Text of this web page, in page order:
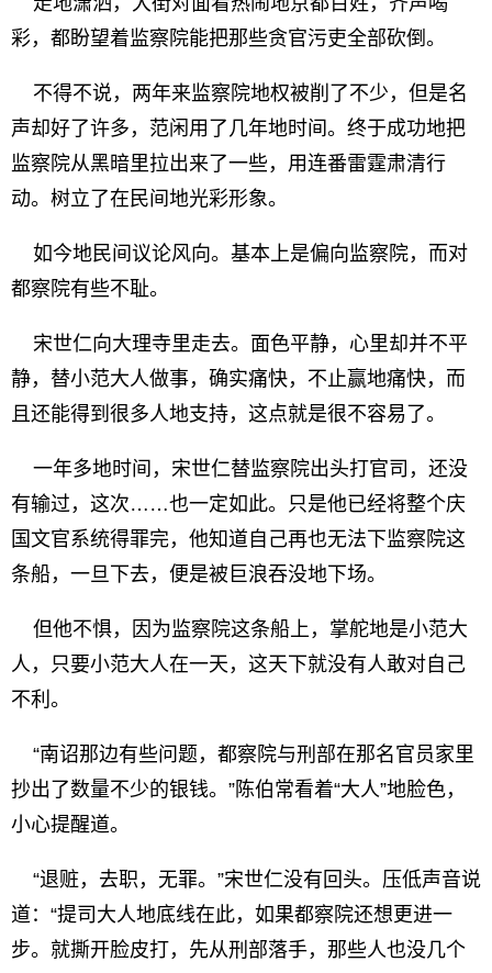
彩，都盼望着监察院能把那些贪官污吏全部砍倒。
不得不说，两年来监察院地权被削了不少，但是名
声却好了许多，范闲用了几年地时间。终于成功地把
监察院从黑暗里拉出来了一些，用连番雷霆肃清行
动。树立了在民间地光彩形象。
如今地民间议论风向。基本上是偏向监察院，而对
都察院有些不耻。
宋世仁向大理寺里走去。面色平静，心里却并不平
静，替小范大人做事，确实痛快，不止赢地痛快，而
且还能得到很多人地支持，这点就是很不容易了。
一年多地时间，宋世仁替监察院出头打官司，还没
有输过，这次……也一定如此。只是他已经将整个庆
国文官系统得罪完，他知道自己再也无法下监察院这
条船，一旦下去，便是被巨浪吞没地下场。
但他不惧，因为监察院这条船上，掌舵地是小范大
人，只要小范大人在一天，这天下就没有人敢对自己
不利。
“南诏那边有些问题，都察院与刑部在那名官员家里
抄出了数量不少的银钱。”陈伯常看着“大人”地脸色，
小心提醒道。
“退赃，去职，无罪。”宋世仁没有回头。压低声音说
道：“提司大人地底线在此，如果都察院还想更进一
步。就撕开脸皮打，先从刑部落手，那些人也没几个